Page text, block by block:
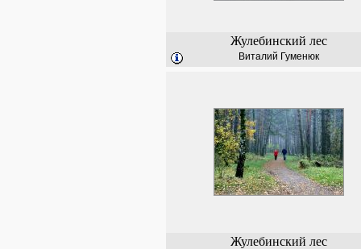
Жулебинский лес
Виталий Гуменюк
Жулебинский лес